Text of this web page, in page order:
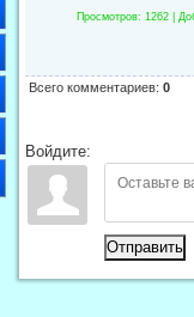
Просмотров: 1262 |
Всего комментариев: 0
Войдите:
Отправить